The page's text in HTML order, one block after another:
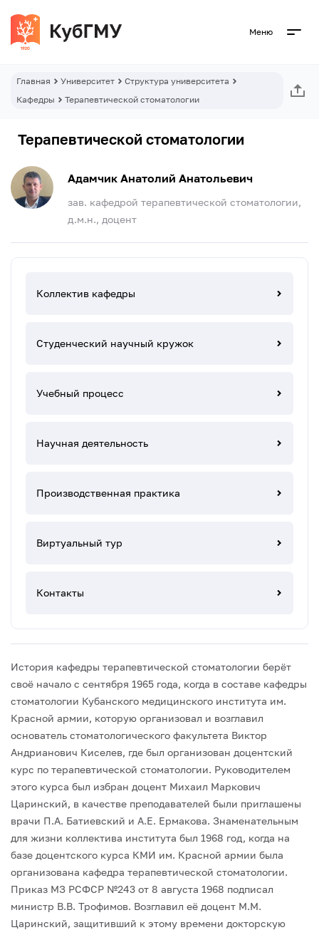
Меню
Главная Университет
Структура университета
Кафедры
Терапевтической стоматологии
Терапевтической стоматологии
Адамчик Анатолий Анатольевич
зав. кафедрой терапевтической стоматологии,
д.м.н., доцент
Коллектив кафедры
Студенческий научный кружок
Учебный процесс
Научная деятельность
Производственная практика
Виртуальный тур
Контакты
История кафедры терапевтической стоматологии берёт
своё начало с сентября 1965 года, когда в составе кафедры
стоматологии Кубанского медицинского института им.
Красной армии, которую организовал и возглавил
основатель стоматологического факультета Виктор
Андрианович Киселев, где был организован доцентский
курс по терапевтической стоматологии. Руководителем
этого курса был избран доцент Михаил Маркович
Царинский, в качестве преподавателей были приглашены
врачи П.А. Батиевский и А.Е. Ермакова. Знаменательным
для жизни коллектива института был 1968 год, когда на
базе доцентского курса КМИ им. Красной армии была
организована кафедра терапевтической стоматологии.
Приказ МЗ РСФСР №243 от 8 августа 1968 подписал
министр В.В. Трофимов. Возглавил её доцент М.М.
Царинский, защитивший к этому времени докторскую